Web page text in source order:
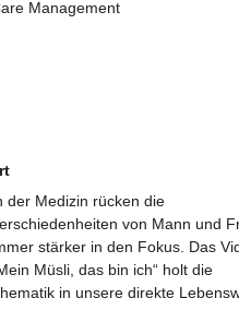
Management
der Medizin rücken die
von Mann und
stärker in den Fokus. Das
Müsli, das bin ich“ holt die
in unsere direkte